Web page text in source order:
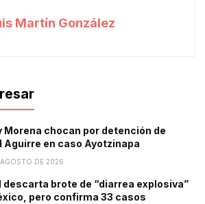
Martín González
Morena chocan por detención de
Aguirre en caso Ayotzinapa
DE 2026
descarta brote de “diarrea explosiva”
pero confirma 33 casos